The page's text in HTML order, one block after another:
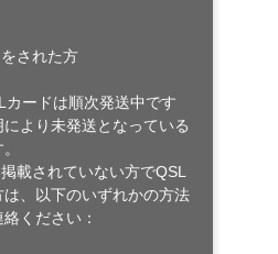
された方
カードは順次発送中です
より未発送となっている
載されていない方でQSL
、以下のいずれかの方法
ください：